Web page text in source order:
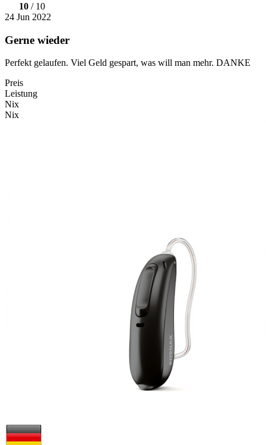
10 / 10
24 Jun 2022
Gerne wieder
Perfekt gelaufen. Viel Geld gespart, was will man mehr. DANKE
Preis
Leistung
Nix
Nix